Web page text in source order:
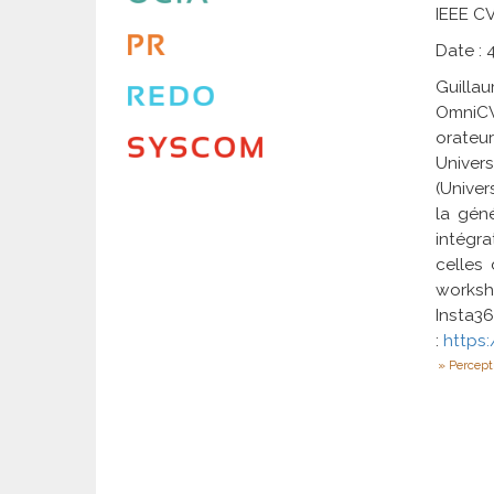
IEEE
Date :
la
celles
: